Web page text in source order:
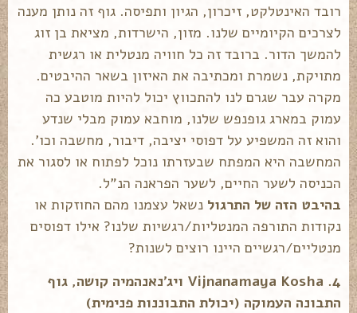
רובד האינטלקט, זיכרון, הגיון ותפיסה. גוף זה נותן מענה
לצרכים הקיומיים שלנו. מזון, הישרדות, מציאת בן זוג
להמשך הדור. ברובד זה כל חוויה מנטלית או רגשית
מתויקת, נשמרת ומכתיבה את האיזון בשאר ההיבטים.
מקרה עבר שגרם לנו להתכווץ יכול להיות מוטבע כה
עמוק במארג גופנפש שלנו, מוחבא עמוק מבלי שנדע
והוא זה המשפיע על דפוסי יציבה, דיבור, מחשבה וכו'.
המחשבה היא המפתח שבעזרתו נוכל לפתוח או לסגור את
הכניסה לשער החיים, לשער הפראנה הנ"ל.
בהיבט הזה של התרגול נשאל עצמנו מהם החוזקות או
נקודות התורפה המנטליות/רגשיות שלנו? אילו דפוסים
מנטליים/רגשיים היינו רוצים לשנות?
4. Vijnanamaya Kosha ויג'נאנהמיה קושה, גוף
התבונה העמוקה (יכולת התבוננות פנימית)